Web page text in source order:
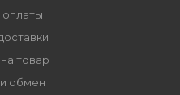
оплаты
товар
обмен